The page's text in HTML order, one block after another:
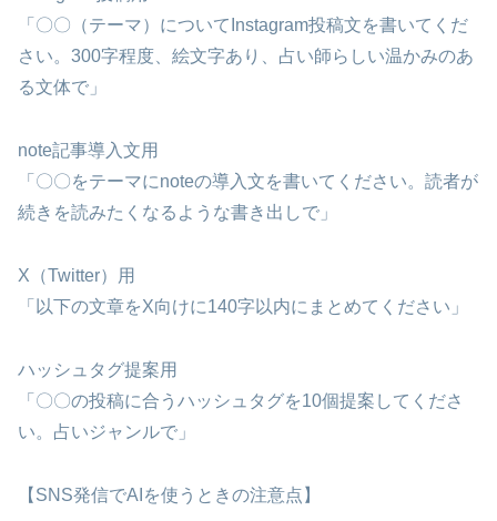
「〇〇（テーマ）についてInstagram投稿文を書いてくだ
さい。300字程度、絵文字あり、占い師らしい温かみのあ
る文体で」
note記事導入文用
「〇〇をテーマにnoteの導入文を書いてください。読者が
続きを読みたくなるような書き出しで」
X（Twitter）用
「以下の文章をX向けに140字以内にまとめてください」
ハッシュタグ提案用
「〇〇の投稿に合うハッシュタグを10個提案してくださ
い。占いジャンルで」
【SNS発信でAIを使うときの注意点】